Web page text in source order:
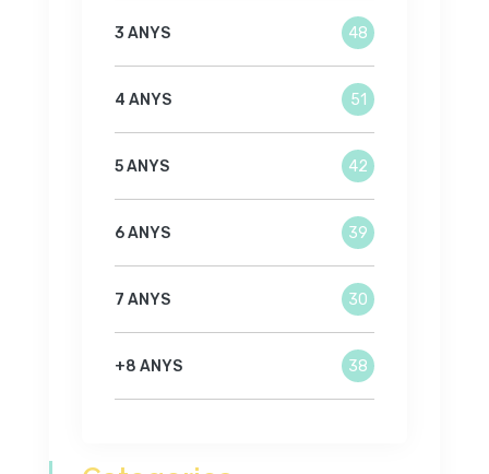
3 ANYS 48
4 ANYS 51
5 ANYS 42
6 ANYS 39
7 ANYS 30
+8 ANYS 38